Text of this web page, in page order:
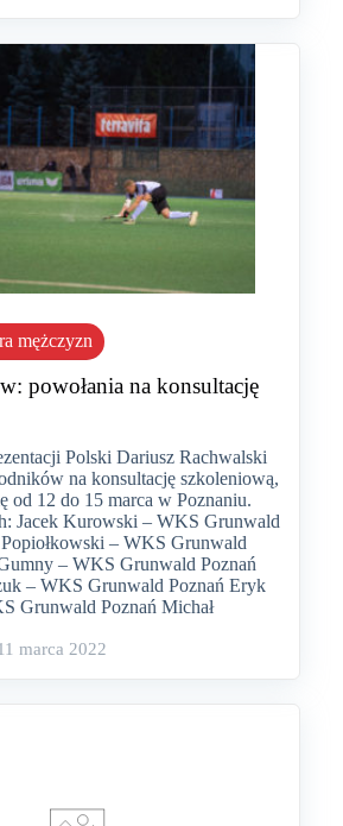
mężczyzn
powołania na konsultację
Polski Dariusz Rachwalski
na konsultację szkoleniową,
od 12 do 15 marca w Poznaniu.
Jacek Kurowski – WKS Grunwald
– WKS Grunwald
– WKS Grunwald Poznań
– WKS Grunwald Poznań Eryk
Grunwald Poznań Michał
marca 2022